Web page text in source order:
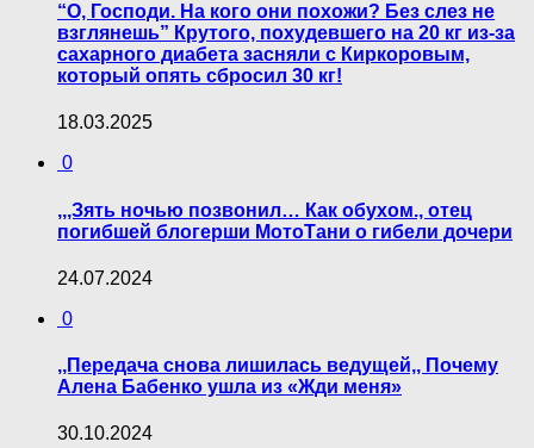
“О, Господи. На кого они похожи? Без слез не
взглянешь” Крутого, похудевшего на 20 кг из-за
сахарного диабета засняли с Киркоровым,
который опять сбросил 30 кг!
18.03.2025
0
,,,Зять ночью позвонил… Как обухом., отец
погибшей блогерши МотоТани о гибели дочери
24.07.2024
0
,,Передача снова лишилась ведущей,, Почему
Алена Бабенко ушла из «Жди меня»
30.10.2024